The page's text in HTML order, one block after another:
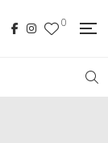
0